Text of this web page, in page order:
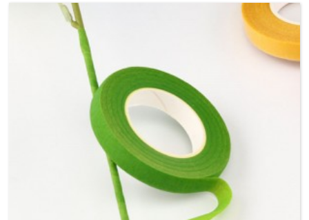
bicicleta sejam perfurados por vidro, espinhos, pregos ou
outros itens pontiagudos.Pode suportar a pressão máxima
do ar na bicicleta de estrada.
Temos tamanhos diferentes para atender diferentes tipos
de MTB e bicicletas de estrada, que são 21 mm, 23 mm, 25
mm, 27 mm, 29 mm, 31 mm com comprimento de 10 metros
ou 50 metros para opções.
É muito rápido e fácil de instalar, basta esticar a fita sobre
os aros e pressionar a fita ao longo do aro.Pode ser
facilmente descascado sem resíduos de cola no pneu
quando você deseja substituir um novo.